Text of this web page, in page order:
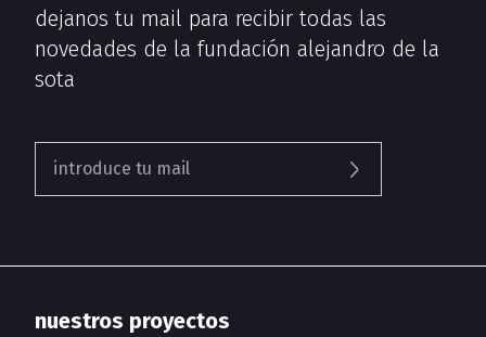
dejanos tu mail para recibir todas las
novedades de la fundación alejandro de la
sota
nuestros proyectos